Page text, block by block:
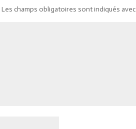
Les champs obligatoires sont indiqués avec